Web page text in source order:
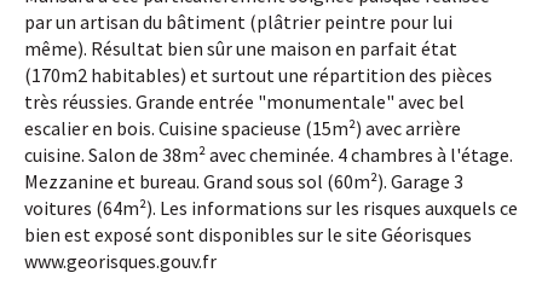
par un artisan du bâtiment (plâtrier peintre pour lui
même). Résultat bien sûr une maison en parfait état
(170m2 habitables) et surtout une répartition des pièces
très réussies. Grande entrée "monumentale" avec bel
escalier en bois. Cuisine spacieuse (15m²) avec arrière
cuisine. Salon de 38m² avec cheminée. 4 chambres à l'étage.
Mezzanine et bureau. Grand sous sol (60m²). Garage 3
voitures (64m²). Les informations sur les risques auxquels ce
bien est exposé sont disponibles sur le site Géorisques
www.georisques.gouv.fr